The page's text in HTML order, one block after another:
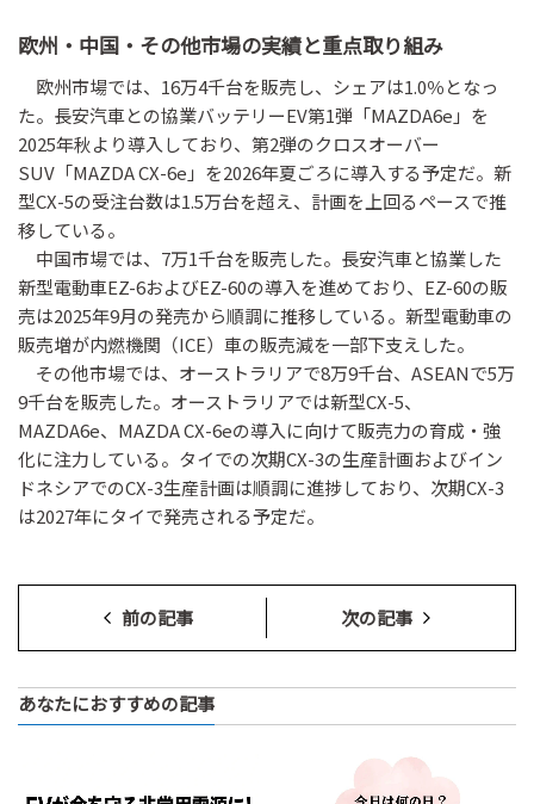
欧州・中国・その他市場の実績と重点取り組み
欧州市場では、16万4千台を販売し、シェアは1.0％となっ
た。長安汽車との協業バッテリーEV第1弾「MAZDA6e」を
2025年秋より導入しており、第2弾のクロスオーバー
SUV「MAZDA CX-6e」を2026年夏ごろに導入する予定だ。新
型CX-5の受注台数は1.5万台を超え、計画を上回るペースで推
移している。
中国市場では、7万1千台を販売した。長安汽車と協業した
新型電動車EZ-6およびEZ-60の導入を進めており、EZ-60の販
売は2025年9月の発売から順調に推移している。新型電動車の
販売増が内燃機関（ICE）車の販売減を一部下支えした。
その他市場では、オーストラリアで8万9千台、ASEANで5万
9千台を販売した。オーストラリアでは新型CX-5、
MAZDA6e、MAZDA CX-6eの導入に向けて販売力の育成・強
化に注力している。タイでの次期CX-3の生産計画およびイン
ドネシアでのCX-3生産計画は順調に進捗しており、次期CX-3
は2027年にタイで発売される予定だ。
前の記事 次の記事
あなたにおすすめの記事